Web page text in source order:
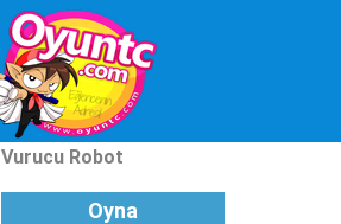
Vurucu Robot
Oyna